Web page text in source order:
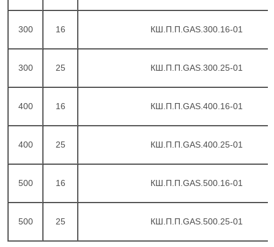
300 16 КШ.П.П.GAS.300.16-01
300 25 КШ.П.П.GAS.300.25-01
400 16 КШ.П.П.GAS.400.16-01
400 25 КШ.П.П.GAS.400.25-01
500 16 КШ.П.П.GAS.500.16-01
500 25 КШ.П.П.GAS.500.25-01